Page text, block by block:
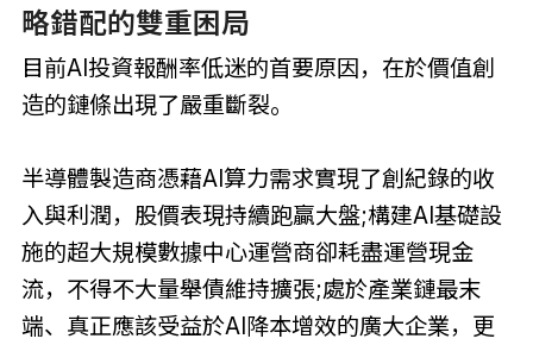
略錯配的雙重困局
目前AI投資報酬率低迷的首要原因，在於價值創
造的鏈條出現了嚴重斷裂。
半導體製造商憑藉AI算力需求實現了創紀錄的收
入與利潤，股價表現持續跑贏大盤;構建AI基礎設
施的超大規模數據中心運營商卻耗盡運營現金
流，不得不大量舉債維持擴張;處於產業鏈最末
端、真正應該受益於AI降本增效的廣大企業，更